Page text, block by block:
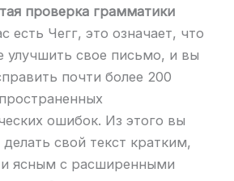
проверка грамматики
есть Чегг, это означает, что
улучшить свое письмо, и вы
почти более 200
ошибок. Из этого вы
делать свой текст кратким,
ясным с расширенными